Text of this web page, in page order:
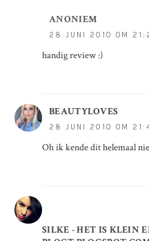
ANONIEM
28 JUNI 2010 OM
handig review :)
BEAUTYLOVES
28 JUNI 2010 OM
Oh ik kende dit helemaal
SILKE - HET IS KLEIN